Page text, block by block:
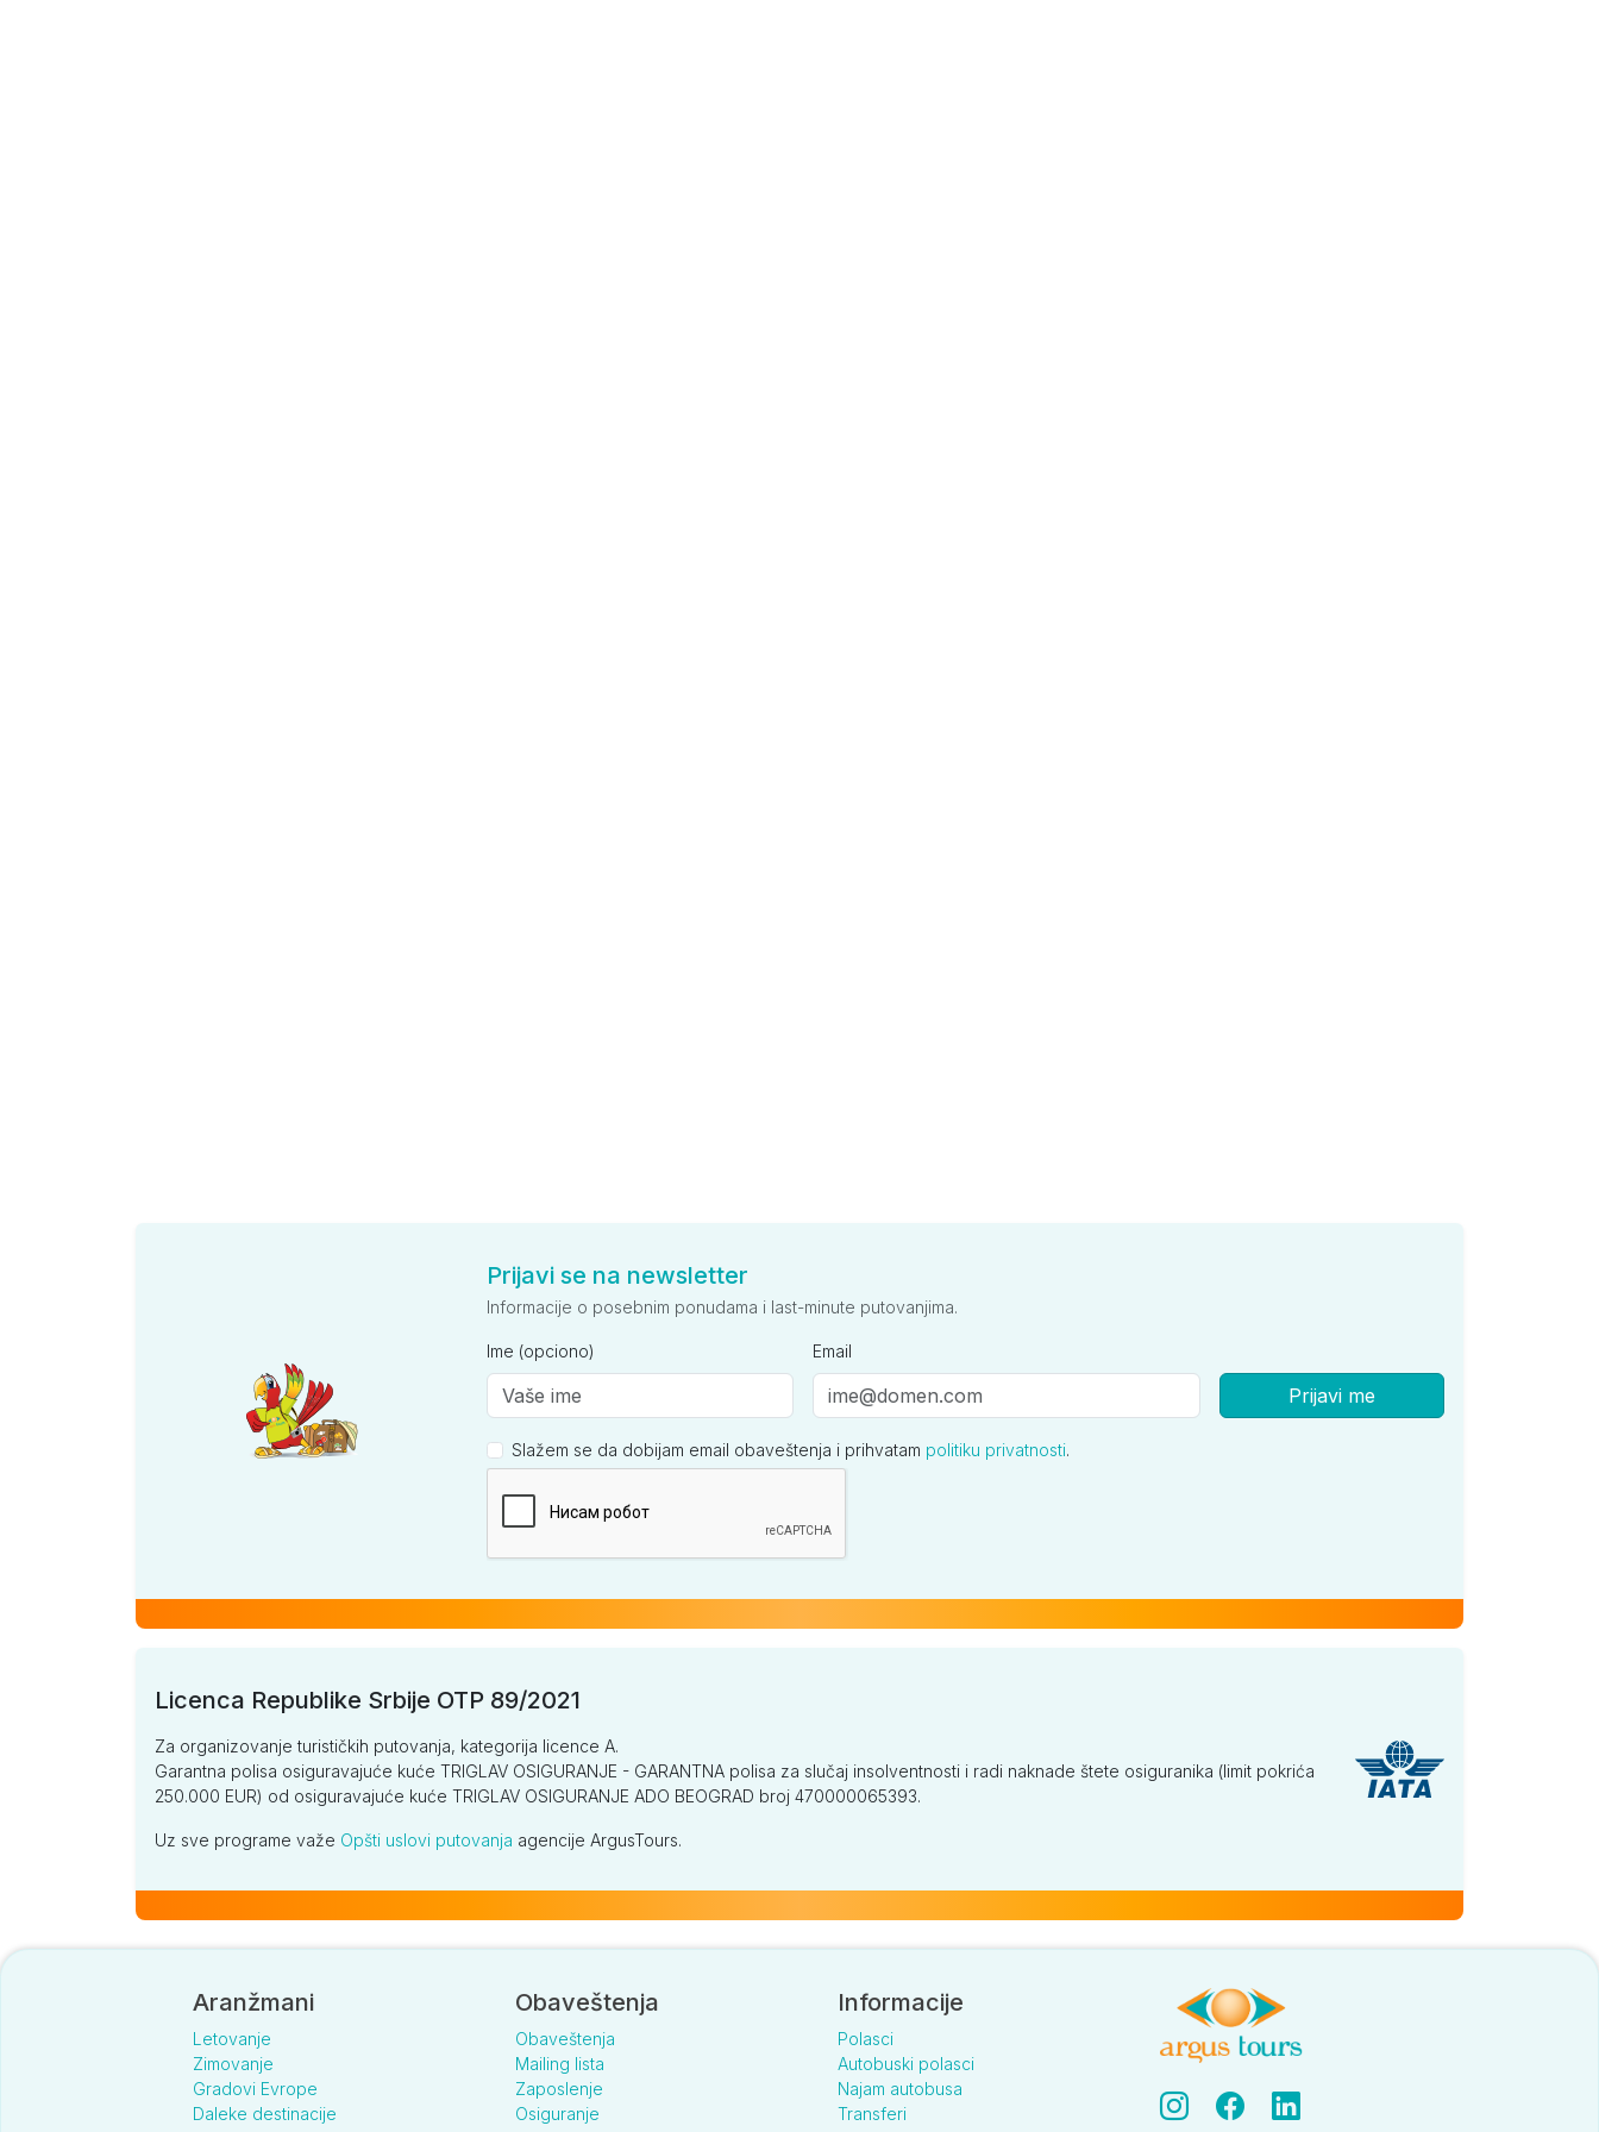
Prijavi se na newsletter
Informacije o posebnim ponudama i last-minute putovanjima.
Ime (opciono) Email
Prijavi me
Slažem se da dobijam email obaveštenja i prihvatam politiku privatnosti.
Licenca Republike Srbije OTP 89/2021
Za organizovanje turističkih putovanja, kategorija licence A.
Garantna polisa osiguravajuće kuće TRIGLAV OSIGURANJE - GARANTNA polisa za slučaj insolventnosti i radi naknade štete osiguranika (limit pokrića
250.000 EUR) od osiguravajuće kuće TRIGLAV OSIGURANJE ADO BEOGRAD broj 470000065393.
Uz sve programe važe Opšti uslovi putovanja agencije ArgusTours.
Aranžmani
Letovanje
Zimovanje
Gradovi Evrope
Daleke destinacije
Obaveštenja
Obaveštenja
Mailing lista
Zaposlenje
Osiguranje
Informacije
Polasci
Autobuski polasci
Najam autobusa
Transferi